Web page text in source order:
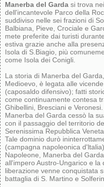
Manerba del Garda si trova
dell'incantevole Parco della
suddiviso nelle sei frazioni di
Balbiana, Pieve, Crociale e
mete preferite dai turisti
estiva grazie anche alla
Isola di S.Biagio, più
come Isola dei Conigli.
La storia di Manerba del
Medioevo, è legata alle
(caposaldo difensivo); fatti
come continuamente contesa
Ghibellini, Bresciani e
Manerba del Garda cessò la
con il passaggio del territorio
Serenissima Repubblica
Tale dominio durò
(campagna napoleonica
Napoleone, Manerba del
all'impero Austro-Ungarico e la
liberazione venne conquistata
battaglia di S. Martino e